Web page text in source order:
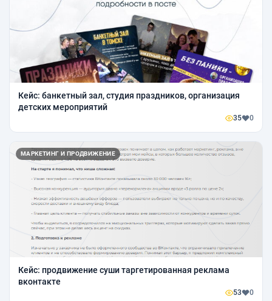
Кейс: банкетный зал, студия праздников, организация
детских мероприятий
35 0
МАРКЕТИНГ И ПРОДВИЖЕНИЕ
Кейс: продвижение суши таргетированная реклама
вконтакте
53 0